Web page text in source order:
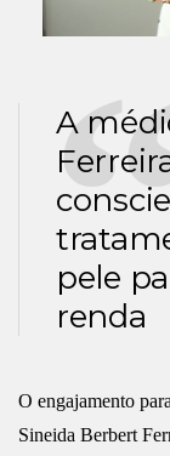
A
pele
renda
O engajamento
Sineida Berbert